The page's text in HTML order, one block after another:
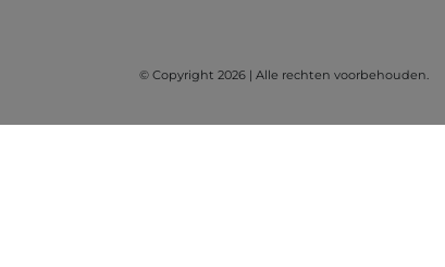
© Copyright 2026 | Alle rechten voorbehouden.